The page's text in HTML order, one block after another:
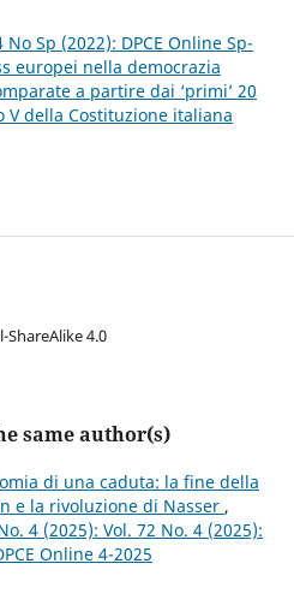
Sp (2022): DPCE Online Sp-
europei nella democrazia
a partire dai ‘primi’ 20
della Costituzione italiana
4.0
same author(s)
di una caduta: la fine della
e la rivoluzione di Nasser ,
4 (2025): Vol. 72 No. 4 (2025):
Online 4-2025